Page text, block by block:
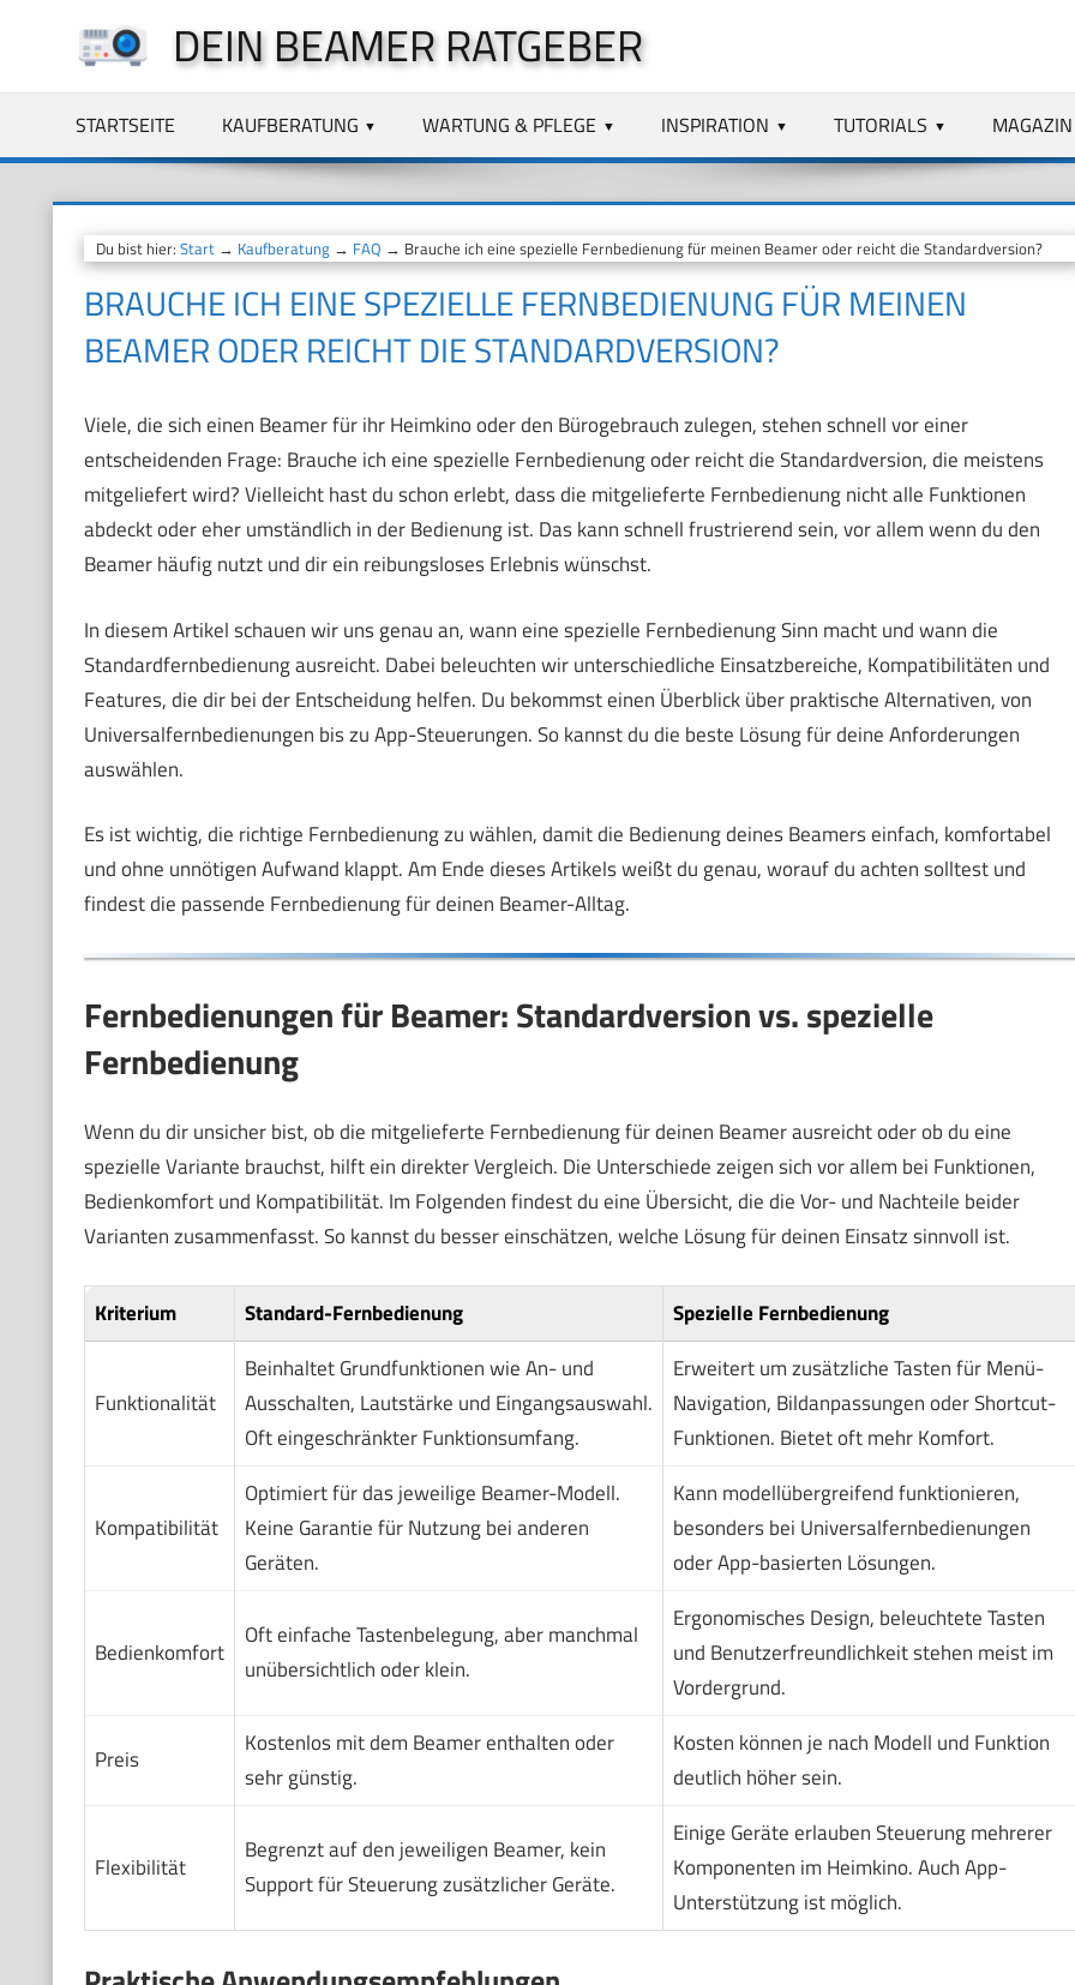
springen
DEIN BEAMER RATGEBER
STARTSEITE KAUFBERATUNG WARTUNG & PFLEGE INSPIRATION TUTORIALS MAGAZIN
Du bist hier: Start→ Kaufberatung→ FAQ → Brauche ich eine spezielle Fernbedienung für meinen Beamer oder reicht die Standardversion?
BRAUCHE ICH EINE SPEZIELLE FERNBEDIENUNG FÜR MEINEN
BEAMER ODER REICHT DIE STANDARDVERSION?
Viele, die sich einen Beamer für ihr Heimkino oder den Bürogebrauch zulegen, stehen schnell vor einer
entscheidenden Frage: Brauche ich eine spezielle Fernbedienung oder reicht die Standardversion, die meistens
mitgeliefert wird? Vielleicht hast du schon erlebt, dass die mitgelieferte Fernbedienung nicht alle Funktionen
abdeckt oder eher umständlich in der Bedienung ist. Das kann schnell frustrierend sein, vor allem wenn du den
Beamer häufig nutzt und dir ein reibungsloses Erlebnis wünschst.
In diesem Artikel schauen wir uns genau an, wann eine spezielle Fernbedienung Sinn macht und wann die
Standardfernbedienung ausreicht. Dabei beleuchten wir unterschiedliche Einsatzbereiche, Kompatibilitäten und
Features, die dir bei der Entscheidung helfen. Du bekommst einen Überblick über praktische Alternativen, von
Universalfernbedienungen bis zu App-Steuerungen. So kannst du die beste Lösung für deine Anforderungen
auswählen.
Es ist wichtig, die richtige Fernbedienung zu wählen, damit die Bedienung deines Beamers einfach, komfortabel
und ohne unnötigen Aufwand klappt. Am Ende dieses Artikels weißt du genau, worauf du achten solltest und
findest die passende Fernbedienung für deinen Beamer-Alltag.
Fernbedienungen für Beamer: Standardversion vs. spezielle
Fernbedienung
Wenn du dir unsicher bist, ob die mitgelieferte Fernbedienung für deinen Beamer ausreicht oder ob du eine
spezielle Variante brauchst, hilft ein direkter Vergleich. Die Unterschiede zeigen sich vor allem bei Funktionen,
Bedienkomfort und Kompatibilität. Im Folgenden findest du eine Übersicht, die die Vor- und Nachteile beider
Varianten zusammenfasst. So kannst du besser einschätzen, welche Lösung für deinen Einsatz sinnvoll ist.
Kriterium Standard-Fernbedienung Spezielle Fernbedienung
Funktionalität
Beinhaltet Grundfunktionen wie An- und
Ausschalten, Lautstärke und Eingangsauswahl.
Oft eingeschränkter Funktionsumfang.
Erweitert um zusätzliche Tasten für Menü-
Navigation, Bildanpassungen oder Shortcut-
Funktionen. Bietet oft mehr Komfort.
Kompatibilität
Optimiert für das jeweilige Beamer-Modell.
Keine Garantie für Nutzung bei anderen
Geräten.
Kann modellübergreifend funktionieren,
besonders bei Universalfernbedienungen
oder App-basierten Lösungen.
Bedienkomfort
Oft einfache Tastenbelegung, aber manchmal
unübersichtlich oder klein.
Ergonomisches Design, beleuchtete Tasten
und Benutzerfreundlichkeit stehen meist im
Vordergrund.
Preis
Kostenlos mit dem Beamer enthalten oder
sehr günstig.
Kosten können je nach Modell und Funktion
deutlich höher sein.
Flexibilität
Begrenzt auf den jeweiligen Beamer, kein
Support für Steuerung zusätzlicher Geräte.
Einige Geräte erlauben Steuerung mehrerer
Komponenten im Heimkino. Auch App-
Unterstützung ist möglich.